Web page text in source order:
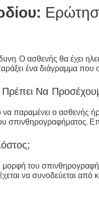
Ο ασθενής θα έχει
ένα διάγραμμα
Πρέπει Να
να παραμένει ο
σπινθηρογραφήματος.
του
να συνοδεύεται από